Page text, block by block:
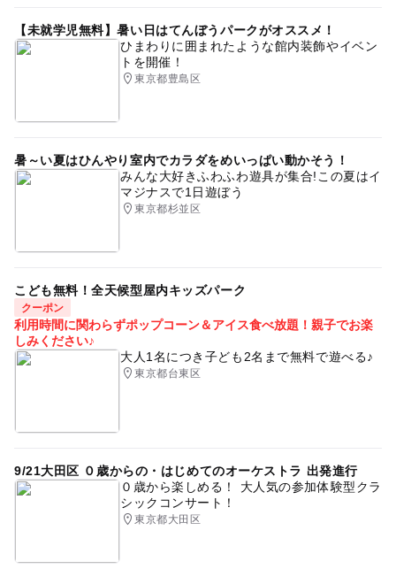
【未就学児無料】暑い日はてんぼうパークがオススメ！
ひまわりに囲まれたような館内装飾やイベン
トを開催！
東京都豊島区
暑～い夏はひんやり室内でカラダをめいっぱい動かそう！
みんな大好きふわふわ遊具が集合!この夏はイ
マジナスで1日遊ぼう
東京都杉並区
こども無料！全天候型屋内キッズパーク
クーポン
利用時間に関わらずポップコーン＆アイス食べ放題！親子でお楽
しみください♪
大人1名につき子ども2名まで無料で遊べる♪
東京都台東区
9/21大田区 ０歳からの・はじめてのオーケストラ 出発進行
０歳から楽しめる！ 大人気の参加体験型クラ
シックコンサート！
東京都大田区